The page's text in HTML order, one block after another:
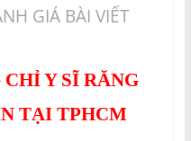
GIÁ BÀI VIẾT
Y SĨ RĂNG
TẠI TPHCM